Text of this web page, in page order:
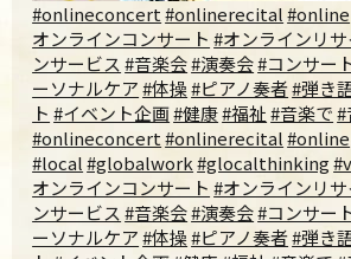
#onlineconcert#onlinerecital#online
オンラインコンサート #オンラインリ
ンサービス #音楽会#演奏会#コンサー
ーソナルケア#体操#ピアノ奏者#弾き
ト #イベント企画#健康#福祉#音楽で#
#onlineconcert#onlinerecital#online
#local#globalwork#glocalthinking
オンラインコンサート #オンラインリ
ンサービス #音楽会#演奏会#コンサー
ーソナルケア#体操#ピアノ奏者#弾き